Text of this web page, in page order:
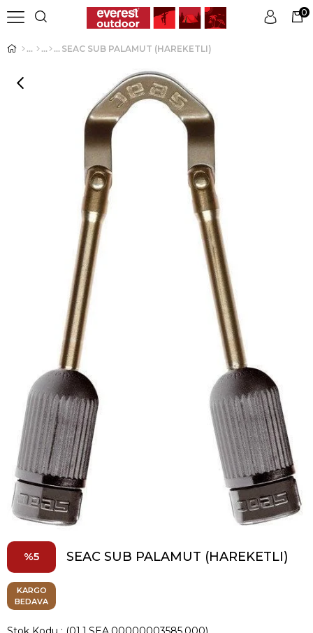
Üye Girişi Üye Ol
0
SEAC SUB PALAMUT (HAREKETLI)
5 SEAC SUB PALAMUT (HAREKETLI)
KARGO
BEDAVA